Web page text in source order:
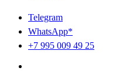
Telegram
WhatsApp*
+7 995 009 49 25